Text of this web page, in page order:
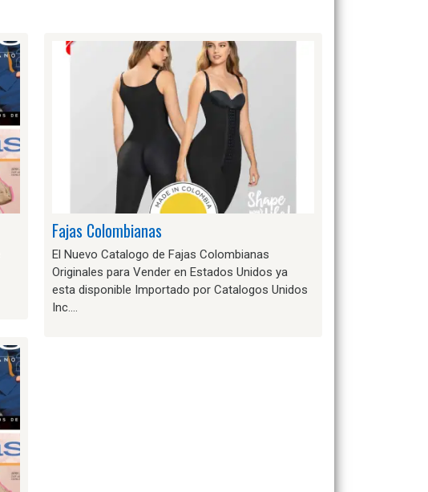
Fajas Colombianas
El Nuevo Catalogo de Fajas Colombianas
Originales para Vender en Estados Unidos ya
esta disponible Importado por Catalogos Unidos
Inc….